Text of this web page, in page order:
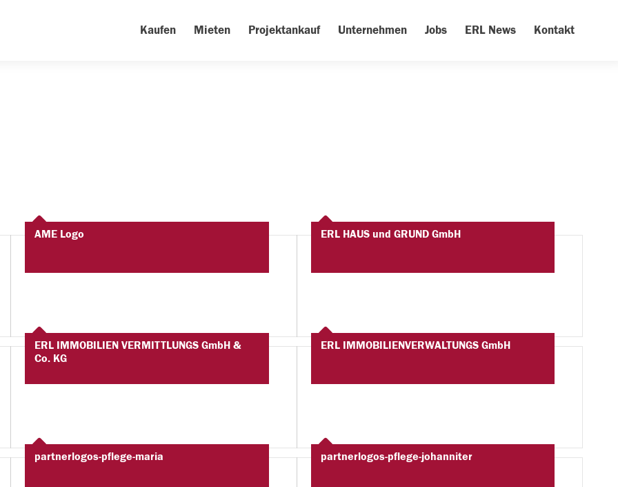
Kaufen Mieten Projektankauf Unternehmen Jobs ERL News Kontakt
AME Logo ERL HAUS und GRUND GmbH
ERL IMMOBILIEN VERMITTLUNGS GmbH &
Co. KG
ERL IMMOBILIENVERWALTUNGS GmbH
partnerlogos-pflege-maria partnerlogos-pflege-johanniter